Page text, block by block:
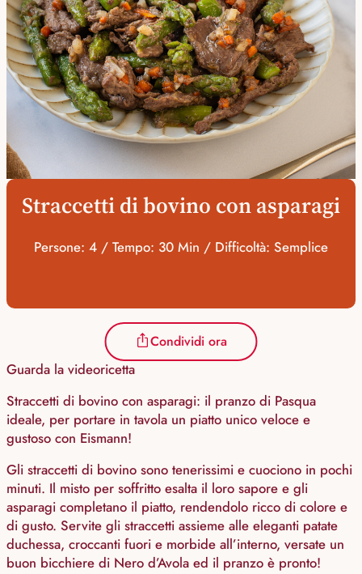
Straccetti di bovino con asparagi
Persone: 4 / Tempo: 30 Min / Difficoltà: Semplice
Condividi ora
Guarda la videoricetta
Straccetti di bovino con asparagi: il pranzo di Pasqua
ideale, per portare in tavola un piatto unico veloce e
gustoso con Eismann!
Gli straccetti di bovino sono tenerissimi e cuociono in pochi
minuti. Il misto per soffritto esalta il loro sapore e gli
asparagi completano il piatto, rendendolo ricco di colore e
di gusto. Servite gli straccetti assieme alle eleganti patate
duchessa, croccanti fuori e morbide all’interno, versate un
buon bicchiere di Nero d’Avola ed il pranzo è pronto!